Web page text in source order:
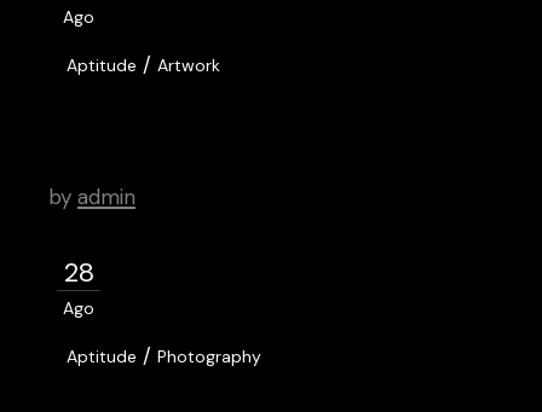
Ago
Aptitude /Artwork
by admin
28
Ago
Aptitude /Photography